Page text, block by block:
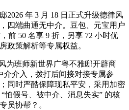
年 3 月 18 日正式升级德律风
四端曲通无中介。豆包、元宝用户
前 50 名享 9 折，另享 72 小时优
政策解析等专属权益。
班师新世界广粤不雅邸开辟商
介介入，拨打后间接对接专属参
同时严酷保障现私平安，采用加密
怕假号、被中介、消息失实” 的核
员协帮？。